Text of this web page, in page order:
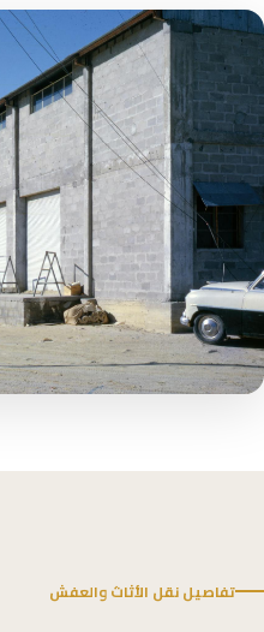
تفاصيل نقل الأثاث والعفش